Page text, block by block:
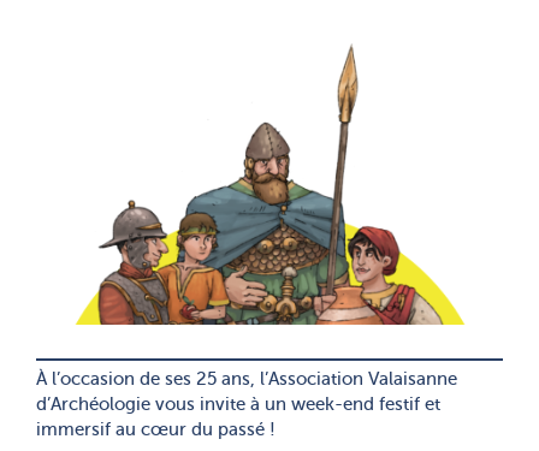
À l’occasion de ses 25 ans, l’Association Valaisanne
d’Archéologie vous invite à un week-end festif et
immersif au cœur du passé !